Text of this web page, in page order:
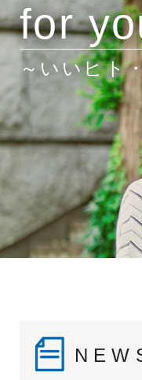
for
～いいヒト